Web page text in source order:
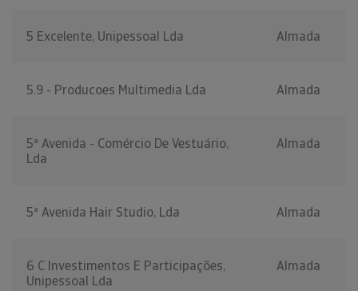
5 Excelente, Unipessoal Lda Almada
5.9 - Producoes Multimedia Lda Almada
5ª Avenida - Comércio De Vestuário,
Lda
Almada
5ª Avenida Hair Studio, Lda Almada
6 C Investimentos E Participações,
Unipessoal Lda
Almada